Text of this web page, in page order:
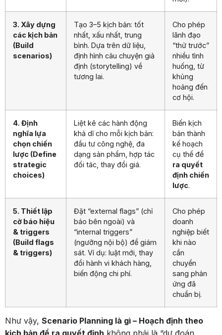
3. Xây dựng
các kịch bản
(Build
scenarios)
Tạo 3–5 kịch bản: tốt
nhất, xấu nhất, trung
bình. Dựa trên dữ liệu,
định hình câu chuyện giả
định (storytelling) về
tương lai.
Cho phép
lãnh đạo
“thử trước”
nhiều tình
huống, từ
khủng
hoảng đến
cơ hội.
4. Định
nghĩa lựa
chọn chiến
lược (Define
strategic
choices)
Liệt kê các hành động
khả dĩ cho mỗi kịch bản:
đầu tư công nghệ, đa
dạng sản phẩm, hợp tác
đối tác, thay đổi giá.
Biến kịch
bản thành
kế hoạch
cụ thể để
ra quyết
định chiến
lược
5. Thiết lập
cờ báo hiệu
& triggers
(Build flags
& triggers)
Đặt “external flags” (chỉ
báo bên ngoài) và
“internal triggers”
(ngưỡng nội bộ) để giám
sát. Ví dụ: luật mới, thay
đổi hành vi khách hàng,
biến động chi phí.
Cho phép
doanh
nghiệp biết
khi nào
cần
chuyển
sang phản
ứng đã
chuẩn bị.
Như vậy, Scenario Planning là gì – Hoạch định theo
kịch bản để ra quyết định không phải là “dự đoán